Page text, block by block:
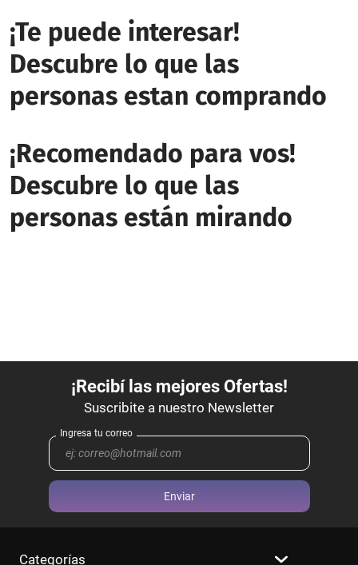
¡Te puede interesar!
Descubre lo que las
personas estan comprando
¡Recomendado para vos!
Descubre lo que las
personas están mirando
Enviar
Categorías